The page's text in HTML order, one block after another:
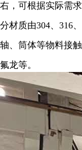
右，可根据实际需
分材质由304、 316、
轴、筒体等物料接
氟龙等。